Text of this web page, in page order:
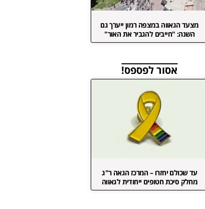
מצעד הגאווה במצפה רמון ייערך גם
השנה: "חייבים להגביר את האור"
אסור לפספס!
עד שכולם יחזרו – המרכז הגאה ר"ג
מחלק סיכת חטופים ייחודית לגאווה